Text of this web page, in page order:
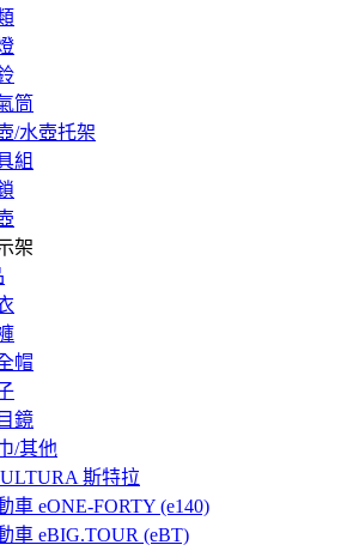
筒
/水壺托架
組
架
帽
鏡
/其他
斯特拉
車 eONE-FORTY (e140)
車 eBIG.TOUR (eBT)